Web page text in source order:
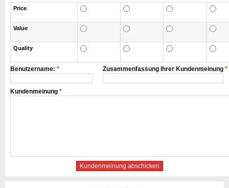
Price
Value
Quality
*
Benutzername: *
Zusammenfassung Ihrer Kundenmeinung
*
Kundenmeinung
Kundenmeinung abschicken